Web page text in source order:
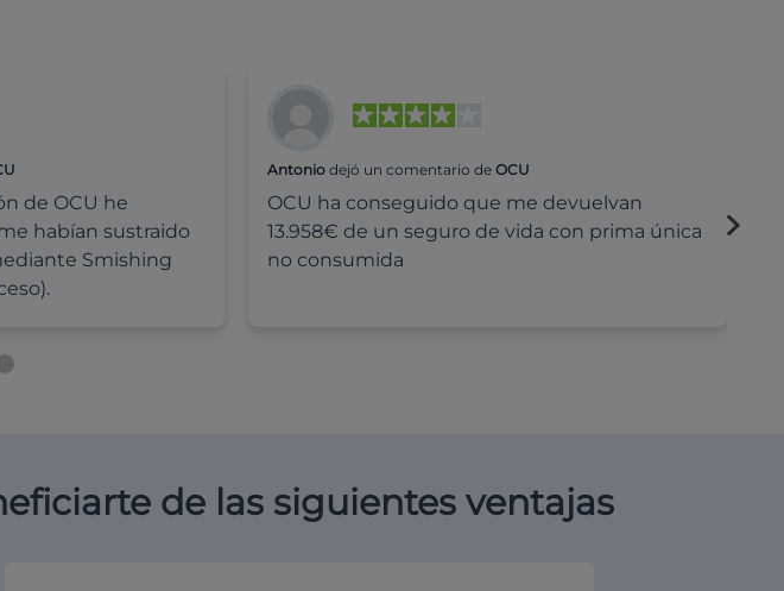
de OCU he
habían sustraido
Smishing
Antonio dejó un comentario deOCU
OCU ha conseguido que me devuelvan
13.958€ de un seguro de vida con prima única
no consumida
de las siguientes ventajas